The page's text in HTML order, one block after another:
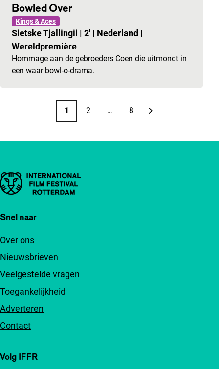
Bowled Over
Kings & Aces
Sietske Tjallingii | 2' | Nederland |
Wereldpremière
Hommage aan de gebroeders Coen die uitmondt in
een waar bowl-o-drama.
Pagina
1
Pagina
2 …
Pagina
8
Belangrijke links
Snel naar
Over ons
Nieuwsbrieven
Veelgestelde vragen
Toegankelijkheid
Adverteren
Contact
Volg IFFR